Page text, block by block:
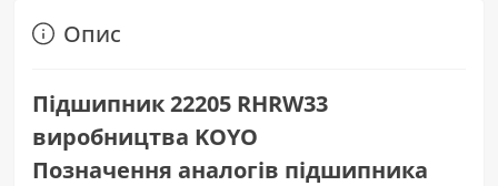
Опис
Підшипник 22205 RHRW33
виробництва KOYO
Позначення аналогів підшипника